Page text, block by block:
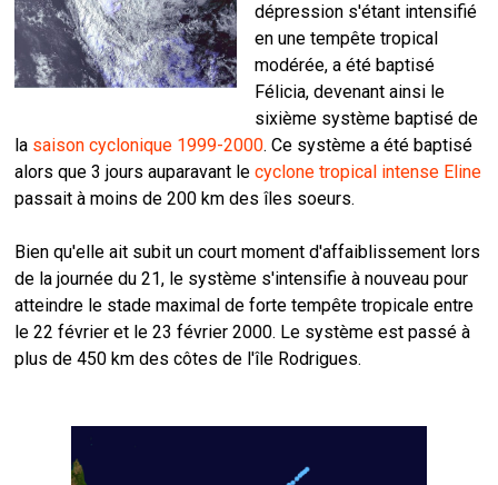
dépression s'étant intensifié
en une tempête tropical
modérée, a été baptisé
Félicia, devenant ainsi le
sixième système baptisé de
la saison cyclonique 1999-2000. Ce système a été baptisé
alors que 3 jours auparavant lecyclone tropical intense Eline
passait à moins de 200 km des îles soeurs.
Bien qu'elle ait subit un court moment d'affaiblissement lors
de la journée du 21, le système s'intensifie à nouveau pour
atteindre le stade maximal de forte tempête tropicale entre
le 22 février et le 23 février 2000. Le système est passé à
plus de 450 km des côtes de l'île Rodrigues.